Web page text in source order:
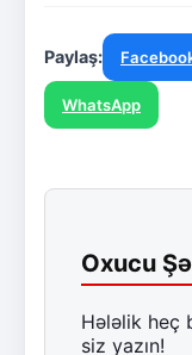
Paylaş:
WhatsApp
Oxucu
Hələlik heç
siz yazın!